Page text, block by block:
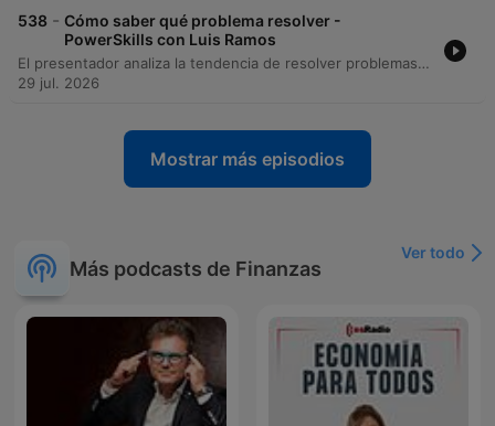
538 - Cómo saber qué problema resolver -
PowerSkills con Luis Ramos
El presentador analiza la tendencia de resolver problemas urgentes pero irrelevantes, lo que genera una falsa sensación de productividad y nos impide abordar los problemas vitales que impulsan el crecimiento profesional. Se explora cómo nuestro cerebro busca la recompensa inmediata de 'apagar fuegos', impidiéndonos actuar estratégicamente. Asimismo, se explica la diferencia entre los problemas aparentes, que son síntomas fáciles de atacar, y los problemas vitales, que representan las causas de fondo. El episodio propone desarrollar la habilidad de 'la pausa' para diagnosticar si una acción ataca el origen o solo el síntoma, evitando así convertirse en un bombero profesional.
29 jul. 2026
Mostrar más episodios
Más podcasts de Finanzas
Ver todo